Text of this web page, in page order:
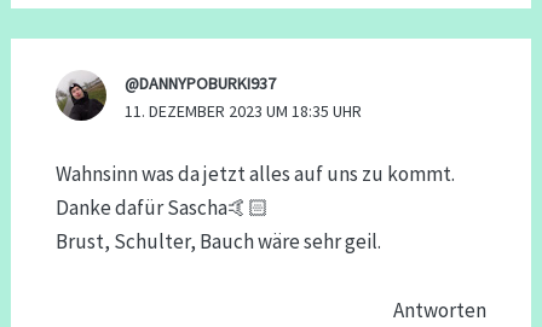
@DANNYPOBURKI937
11. DEZEMBER 2023 UM 18:35 UHR
Wahnsinn was da jetzt alles auf uns zu kommt.
Danke dafür Sascha🤙🏻
Brust, Schulter, Bauch wäre sehr geil.
Antworten